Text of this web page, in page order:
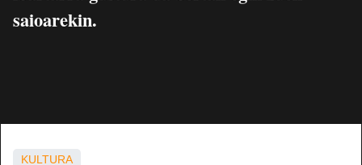
saioarekin.
KULTURA